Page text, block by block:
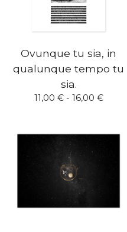
Ovunque tu sia, in
qualunque tempo tu
sia.
11,00 €- 16,00 €